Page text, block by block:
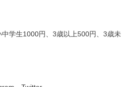
中学生1000円、3歳以上500円、3歳未